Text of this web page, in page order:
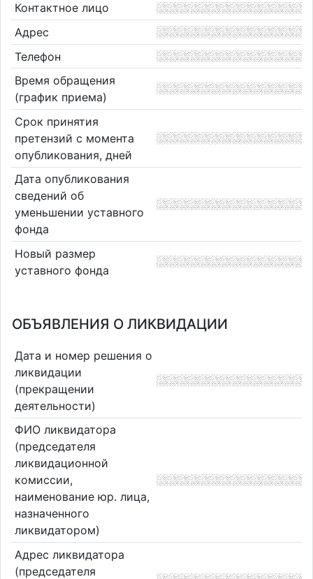
Контактное лицо
Адрес
Телефон
Время обращения
(график приема)
Срок принятия
претензий с момента
опубликования, дней
Дата опубликования
сведений об
уменьшении уставного
фонда
Новый размер
уставного фонда
ОБЪЯВЛЕНИЯ О ЛИКВИДАЦИИ
Дата и номер решения о
ликвидации
(прекращении
деятельности)
ФИО ликвидатора
(председателя
ликвидационной
комиссии,
наименование юр. лица,
назначенного
ликвидатором)
Адрес ликвидатора
(председателя